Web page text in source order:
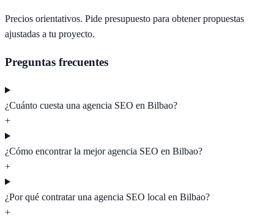
Precios orientativos. Pide presupuesto para obtener propuestas
ajustadas a tu proyecto.
Preguntas frecuentes
¿Cuánto cuesta una agencia SEO en Bilbao?
+
¿Cómo encontrar la mejor agencia SEO en Bilbao?
+
¿Por qué contratar una agencia SEO local en Bilbao?
+